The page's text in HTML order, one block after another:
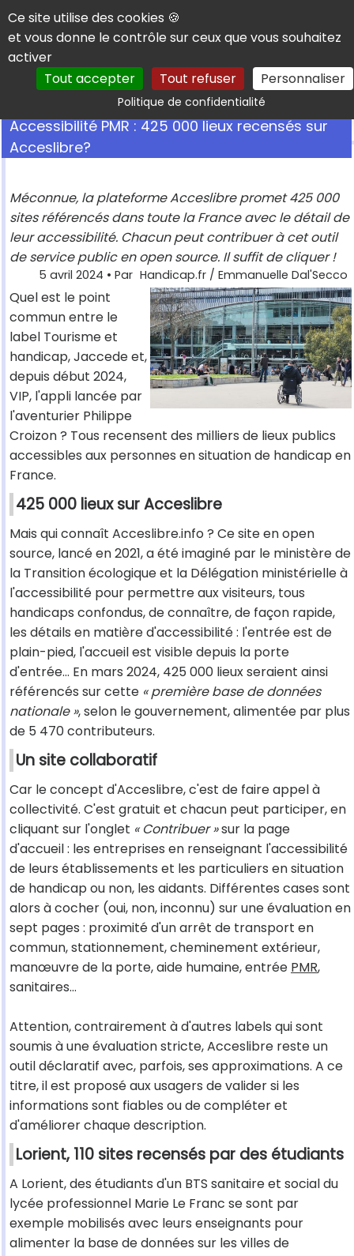
Panneau de gestion des cookies
Ce site utilise des cookies 🍪
et vous donne le contrôle sur ceux que vous souhaitez
activer
Tout accepter
Tout refuser Personnaliser
Politique de confidentialitéRechercher
Accessibilité PMR : 425 000 lieux recensés sur
Acceslibre?
Méconnue, la plateforme Acceslibre promet 425 000
sites référencés dans toute la France avec le détail de
leur accessibilité. Chacun peut contribuer à cet outil
de service public en open source. Il suffit de cliquer !
5 avril 2024 • Par Handicap.fr / Emmanuelle Dal'Secco
Quel est le point
commun entre le
label Tourisme et
handicap, Jaccede et,
depuis début 2024,
VIP, l'appli lancée par
l'aventurier Philippe
Croizon ? Tous recensent des milliers de lieux publics
accessibles aux personnes en situation de handicap en
France.
425 000 lieux sur Acceslibre
Mais qui connaît Acceslibre.info ? Ce site en open
source, lancé en 2021, a été imaginé par le ministère de
la Transition écologique et la Délégation ministérielle à
l'accessibilité pour permettre aux visiteurs, tous
handicaps confondus, de connaître, de façon rapide,
les détails en matière d'accessibilité : l'entrée est de
plain-pied, l'accueil est visible depuis la porte
d'entrée... En mars 2024, 425 000 lieux seraient ainsi
référencés sur cette « première base de données
nationale », selon le gouvernement, alimentée par plus
de 5 470 contributeurs.
Un site collaboratif
Car le concept d'Acceslibre, c'est de faire appel à
collectivité. C'est gratuit et chacun peut participer, en
cliquant sur l'onglet « Contribuer »sur la page
d'accueil : les entreprises en renseignant l'accessibilité
de leurs établissements et les particuliers en situation
de handicap ou non, les aidants. Différentes cases sont
alors à cocher (oui, non, inconnu) sur une évaluation en
sept pages : proximité d'un arrêt de transport en
commun, stationnement, cheminement extérieur,
manœuvre de la porte, aide humaine, entrée PMR,
sanitaires…
Attention, contrairement à d'autres labels qui sont
soumis à une évaluation stricte, Acceslibre reste un
outil déclaratif avec, parfois, ses approximations. A ce
titre, il est proposé aux usagers de valider si les
informations sont fiables ou de compléter et
d'améliorer chaque description.
Lorient, 110 sites recensés par des étudiants
A Lorient, des étudiants d'un BTS sanitaire et social du
lycée professionnel Marie Le Franc se sont par
exemple mobilisés avec leurs enseignants pour
alimenter la base de données sur les villes de